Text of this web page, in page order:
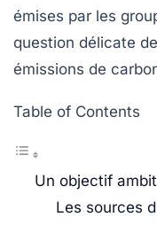
émises par les
question délicate
émissions de
Table of Contents
Un objectif
Les sources